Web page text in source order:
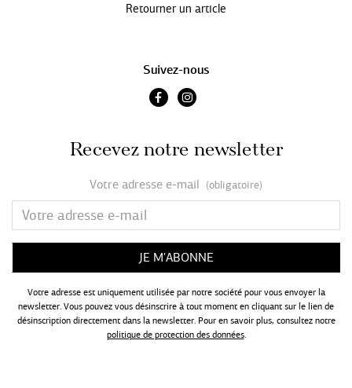
Retourner un article
Suivez-nous
Recevez notre newsletter
Votre adresse e-mail (obligatoire)
Votre adresse est uniquement utilisée par notre société pour vous envoyer la
newsletter. Vous pouvez vous désinscrire à tout moment en cliquant sur le lien de
désinscription directement dans la newsletter. Pour en savoir plus, consultez notre
politique de protection des données.